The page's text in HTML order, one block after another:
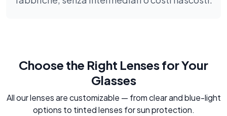
Choose the Right Lenses for Your
Glasses
All our lenses are customizable — from clear and blue-light
options to tinted lenses for sun protection.